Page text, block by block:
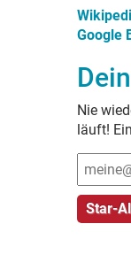
Google
Nie
läuft!